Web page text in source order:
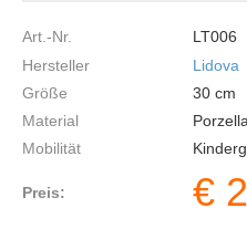
Art.-Nr.
LT006
Hersteller
Lidova
Größe
30 cm
Material
Mobilität
Preis: €